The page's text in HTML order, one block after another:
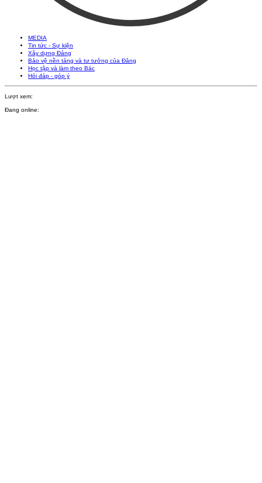
MEDIA
Tin tức - Sự kiện
Xây dựng Đảng
Bảo vệ nền tảng và tư tưởng của Đảng
Học tập và làm theo Bác
Hỏi đáp - góp ý
Lượt xem:
Đang online: